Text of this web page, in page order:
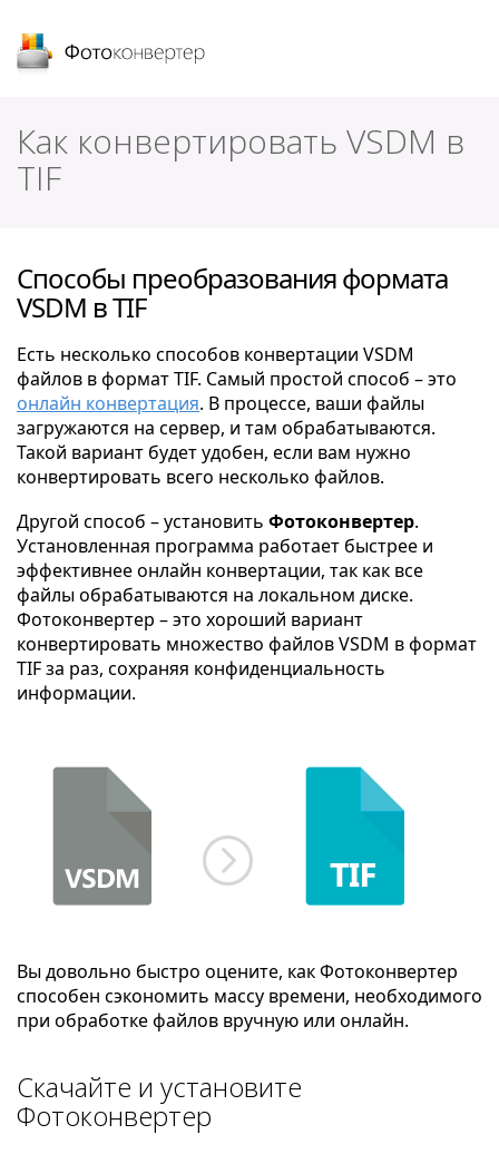
Как конвертировать VSDM в
TIF
Способы преобразования формата
VSDM в TIF
Есть несколько способов конвертации VSDM
файлов в формат TIF. Самый простой способ – это
онлайн конвертация. В процессе, ваши файлы
загружаются на сервер, и там обрабатываются.
Такой вариант будет удобен, если вам нужно
конвертировать всего несколько файлов.
Другой способ – установить Фотоконвертер.
Установленная программа работает быстрее и
эффективнее онлайн конвертации, так как все
файлы обрабатываются на локальном диске.
Фотоконвертер – это хороший вариант
конвертировать множество файлов VSDM в формат
TIF за раз, сохраняя конфиденциальность
информации.
Вы довольно быстро оцените, как Фотоконвертер
способен сэкономить массу времени, необходимого
при обработке файлов вручную или онлайн.
Скачайте и установите
Фотоконвертер